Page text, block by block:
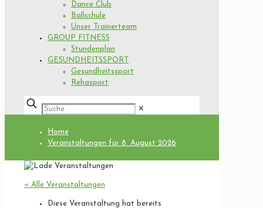
Dance Club
Ballschule
Unser Trainerteam
GROUP FITNESS
Stundenplan
GESUNDHEITSSPORT
Gesundheitssport
Rehasport
✕
Home
Veranstaltungen für 8. August 2026
« Alle Veranstaltungen
Diese Veranstaltung hat bereits